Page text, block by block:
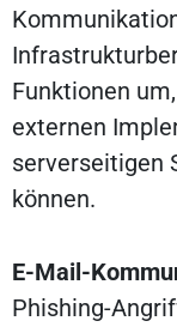
Funktionen
externen
serverseitigen
können.
E-Mail-
Phishing-